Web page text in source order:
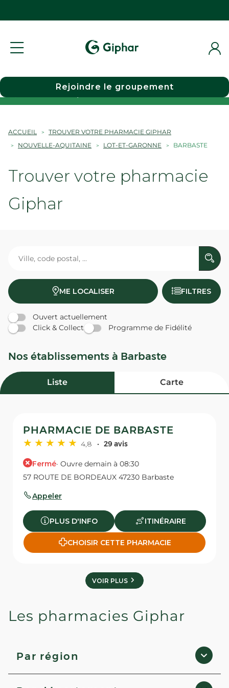
Choisir une pharmacie
Rejoindre le groupement
ACCUEIL
TROUVER VOTRE PHARMACIE GIPHAR
NOUVELLE-AQUITAINE
LOT-ET-GARONNE BARBASTE
Trouver votre pharmacie
Giphar
ME LOCALISER FILTRES
Ouvert actuellement
Click & Collect
Programme de Fidélité
Nos établissements à Barbaste
Liste Carte
PHARMACIE DE BARBASTE
4,8 29 avis
Fermé· Ouvre demain à 08:30
57 ROUTE DE BORDEAUX 47230 Barbaste
Appeler
PLUS D'INFO ITINÉRAIRE
CHOISIR CETTE PHARMACIE
VOIR PLUS
Les pharmacies Giphar
Par région